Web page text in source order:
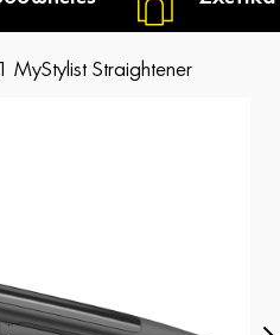
MyStylist Straightener